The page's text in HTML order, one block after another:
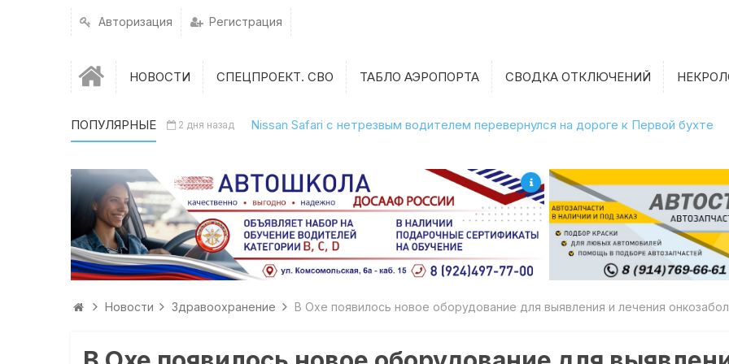
Авторизация Регистрация
НОВОСТИ СПЕЦПРОЕКТ. СВО ТАБЛО АЭРОПОРТА СВОДКА ОТКЛЮЧЕНИЙ
ПОПУЛЯРНЫЕ 2 дня назад Nissan Safari с нетрезвым водителем перевернулся на дороге к Первой бухте
Новости Здравоохранение В Охе появилось новое оборудование для выявления и лечения